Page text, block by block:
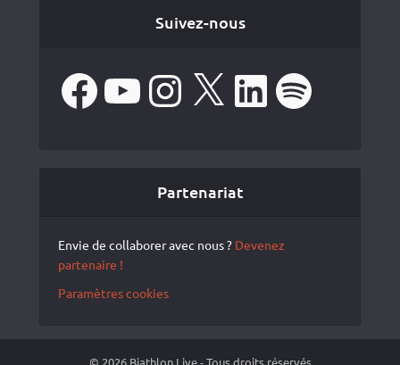
Suivez-nous
FacebookYouTube Instagram LinkedIn Spotify
Partenariat
Envie de collaborer avec nous ? Devenez
partenaire !
Paramètres cookies